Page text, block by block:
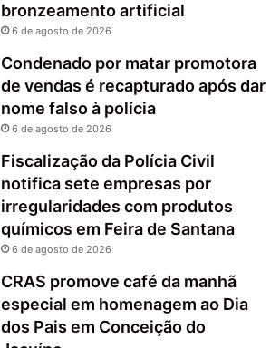
bronzeamento artificial
6 de agosto de 2026
Condenado por matar promotora
de vendas é recapturado após dar
nome falso à polícia
6 de agosto de 2026
Fiscalização da Polícia Civil
notifica sete empresas por
irregularidades com produtos
químicos em Feira de Santana
6 de agosto de 2026
CRAS promove café da manhã
especial em homenagem ao Dia
dos Pais em Conceição do